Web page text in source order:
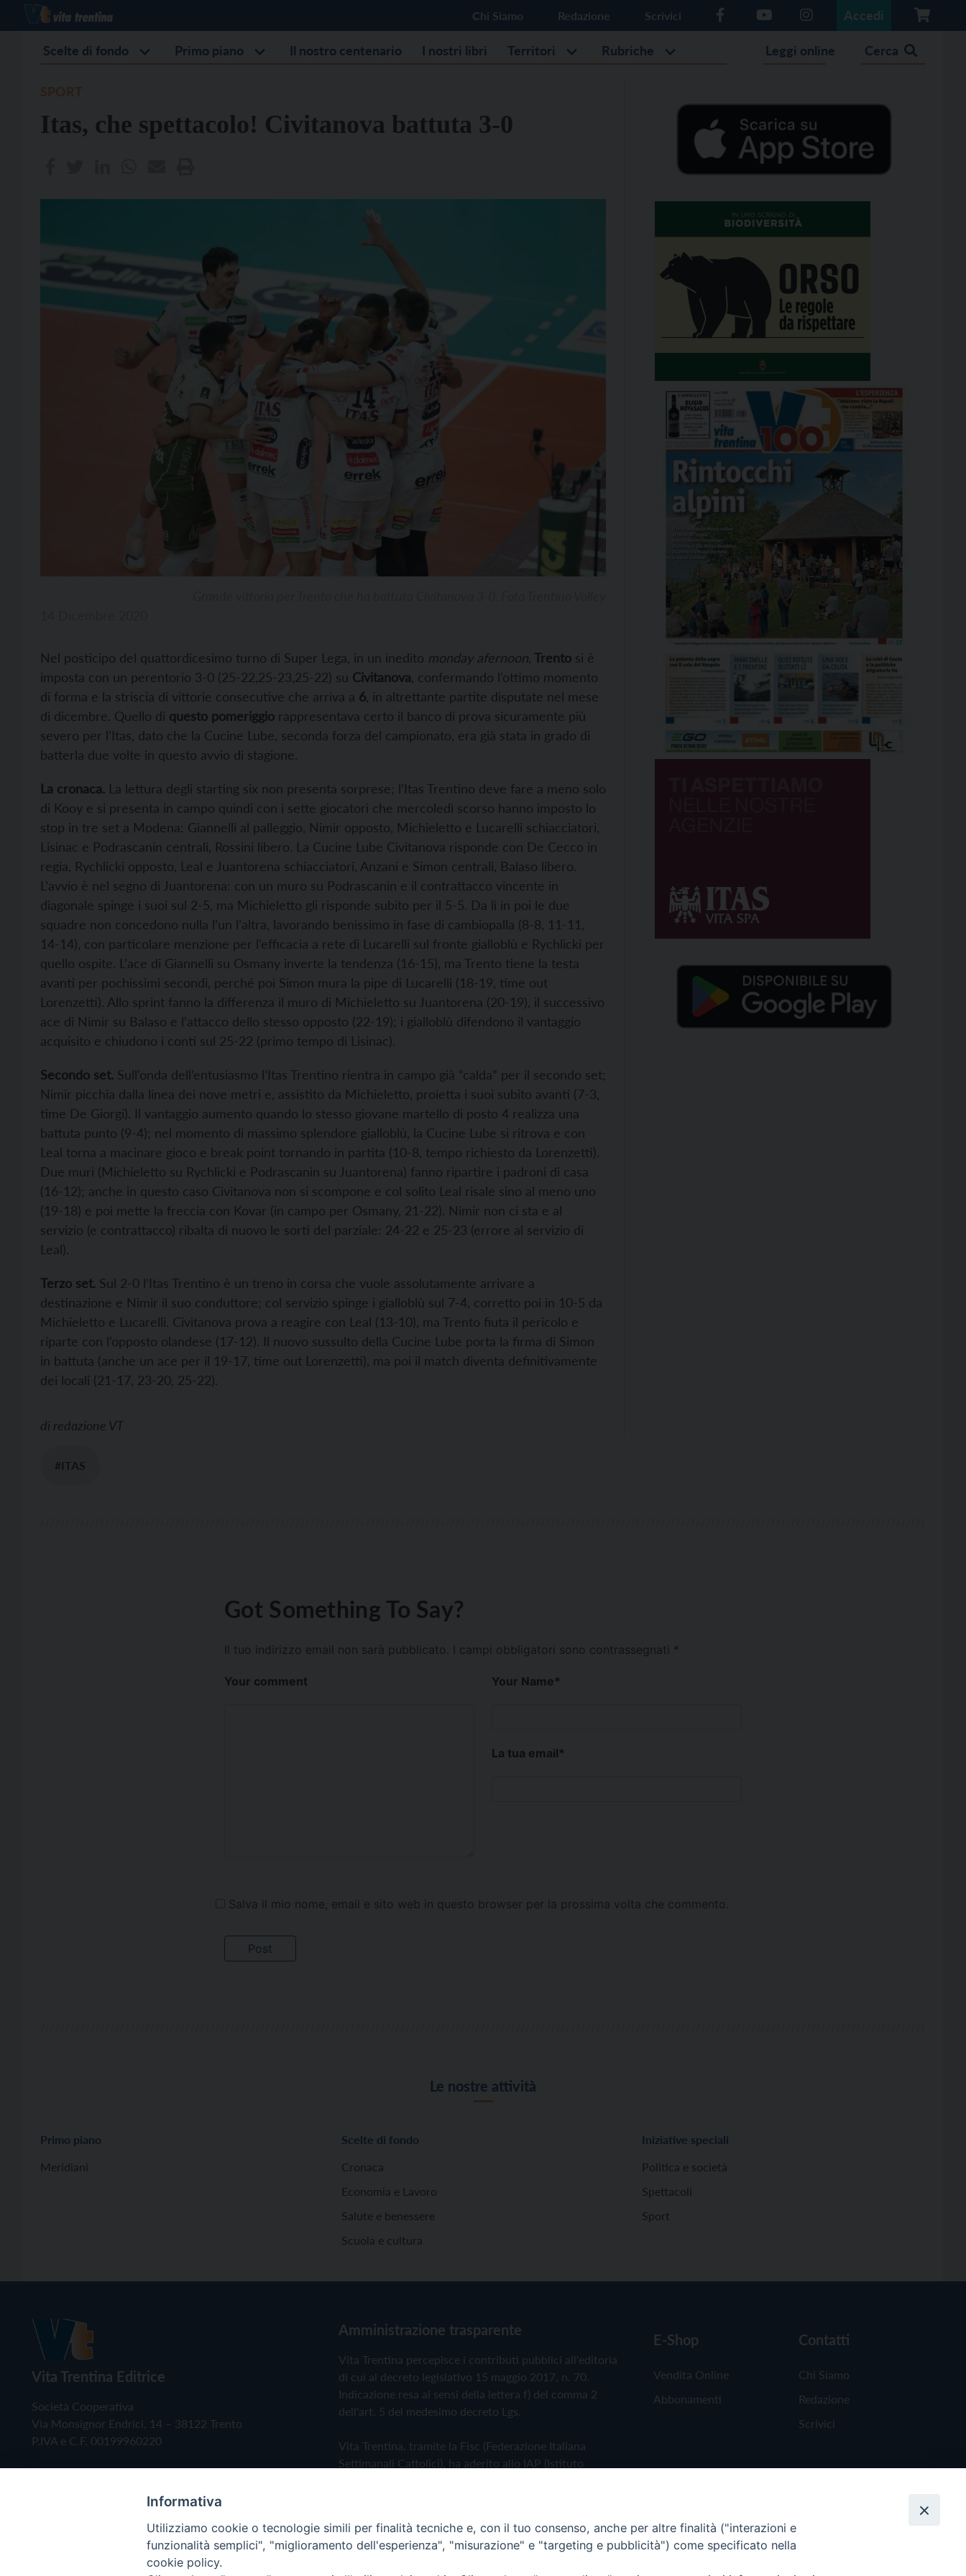
Chi Siamo Redazione Scrivici Accedi
Scelte di fondo Primo piano Il nostro centenario I nostri libri Territori Rubriche Leggi online Cerca
Itas, che spettacolo! Civitanova battuta 3-0
Nel posticipo del quattordicesimo turno di Super Lega, in un inedito monday afernoon Trento si è
imposta con un perentorio 3-0 (25-22,25-23,25-22) su Civitanova , confermando l’ottimo momento
di forma e la striscia di vittorie consecutive che arriva a 6 , in altrettante partite disputate nel mese
di dicembre. Quello di questo pomeriggio rappresentava certo il banco di prova sicuramente più
severo per l’Itas, dato che la Cucine Lube, seconda forza del campionato, era già stata in grado di
batterla due volte in questo avvio di stagione.
La cronaca. La lettura degli starting six non presenta sorprese; l’Itas Trentino deve fare a meno solo
di Kooy e si presenta in campo quindi con i sette giocatori che mercoledì scorso hanno imposto lo
stop in tre set a Modena: Giannelli al palleggio, Nimir opposto, Michieletto e Lucarelli schiacciatori,
Lisinac e Podrascanin centrali, Rossini libero. La Cucine Lube Civitanova risponde con De Cecco in
regia, Rychlicki opposto, Leal e Juantorena schiacciatori, Anzani e Simon centrali, Balaso libero.
L’avvio è nel segno di Juantorena: con un muro su Podrascanin e il contrattacco vincente in
diagonale spinge i suoi sul 2-5, ma Michieletto gli risponde subito per il 5-5. Da lì in poi le due
squadre non concedono nulla l’un l’altra, lavorando benissimo in fase di cambiopalla (8-8, 11-11,
14-14), con particolare menzione per l’efficacia a rete di Lucarelli sul fronte gialloblù e Rychlicki per
quello ospite. L’ace di Giannelli su Osmany inverte la tendenza (16-15), ma Trento tiene la testa
avanti per pochissimi secondi, perché poi Simon mura la pipe di Lucarelli (18-19, time out
Lorenzetti). Allo sprint fanno la differenza il muro di Michieletto su Juantorena (20-19), il successivo
ace di Nimir su Balaso e l’attacco dello stesso opposto (22-19); i gialloblù difendono il vantaggio
acquisito e chiudono i conti sul 25-22 (primo tempo di Lisinac).
Secondo set. Sull’onda dell’entusiasmo l’Itas Trentino rientra in campo già “calda” per il secondo set;
Nimir picchia dalla linea dei nove metri e, assistito da Michieletto, proietta i suoi subito avanti (7-3,
time De Giorgi). Il vantaggio aumento quando lo stesso giovane martello di posto 4 realizza una
battuta punto (9-4); nel momento di massimo splendore gialloblù, la Cucine Lube si ritrova e con
Leal torna a macinare gioco e break point tornando in partita (10-8, tempo richiesto da Lorenzetti).
Due muri (Michieletto su Rychlicki e Podrascanin su Juantorena) fanno ripartire i padroni di casa
(16-12); anche in questo caso Civitanova non si scompone e col solito Leal risale sino al meno uno
(19-18) e poi mette la freccia con Kovar (in campo per Osmany, 21-22). Nimir non ci sta e al
servizio (e contrattacco) ribalta di nuovo le sorti del parziale: 24-22 e 25-23 (errore al servizio di
Leal).
Terzo set. Sul 2-0 l’Itas Trentino è un treno in corsa che vuole assolutamente arrivare a
destinazione e Nimir il suo conduttore; col servizio spinge i gialloblù sul 7-4, corretto poi in 10-5 da
Michieletto e Lucarelli. Civitanova prova a reagire con Leal (13-10), ma Trento fiuta il pericolo e
riparte con l’opposto olandese (17-12). Il nuovo sussulto della Cucine Lube porta la firma di Simon
in battuta (anche un ace per il 19-17, time out Lorenzetti), ma poi il match diventa definitivamente
dei locali (21-17, 23-20, 25-22).
di redazione VT
#ITAS
Got Something To Say?
Il tuo indirizzo email non sarà pubblicato. I campi obbligatori sono contrassegnati *
Your comment Your Name*
La tua email*
Salva il mio nome, email e sito web in questo browser per la prossima volta che commento.
Le nostre attività
Primo piano
Meridiani
Scelte di fondo
Cronaca
Economia e Lavoro
Salute e benessere
Scuola e cultura
Iniziative speciali
Politica e società
Spettacoli
Sport
Vita Trentina Editrice
Società Cooperativa
Via Monsignor Endrici, 14 – 38122 Trento
P.IVA e C.F. 00199960220
Amministrazione trasparente
Vita Trentina percepisce i contributi pubblici all'editoria
di cui al decreto legislativo 15 maggio 2017, n. 70.
Indicazione resa ai sensi della lettera f) del comma 2
dell'art. 5 del medesimo decreto Lgs.
Vita Trentina, tramite la Fisc (Federazione Italiana
Settimanali Cattolici), ha aderito allo IAP (Istituto
Privacy Policy Cookie Policy
E-Shop
Vendita Online
Abbonamenti
Contatti
Chi Siamo
Redazione
Scrivici
Informativa
Utilizziamo cookie o tecnologie simili per finalità tecniche e, con il tuo consenso, anche per altre finalità ("interazioni e
funzionalità semplici", "miglioramento dell'esperienza", "misurazione" e "targeting e pubblicità") come specificato nella
cookie policy.